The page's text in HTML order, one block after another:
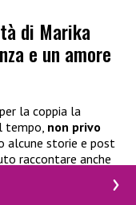
di Marika
e un amore
la coppia la
tempo, non privo
alcune storie e post
raccontare anche
parlando
dei suoi